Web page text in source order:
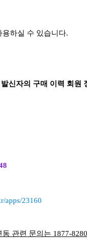
하실 수 있습니다.
신자의 구매 이력 회원
apps/23160
관련 문의는 1877-8280